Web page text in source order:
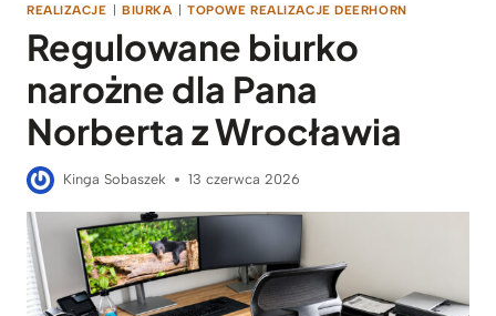
REALIZACJE | BIURKA | TOPOWE REALIZACJE DEERHORN
Regulowane biurko
narożne dla Pana
Norberta z Wrocławia
Kinga Sobaszek 13 czerwca 2026